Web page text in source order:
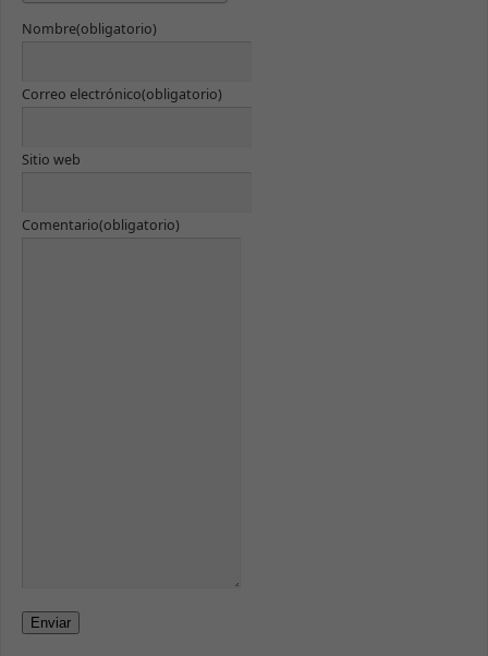
Nombre(obligatorio)
Correo electrónico(obligatorio)
Sitio web
Comentario(obligatorio)
Enviar